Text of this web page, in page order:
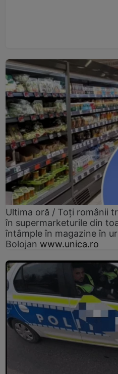
Ultima oră / Toți românii
în supermarketurile din
întâmple în magazine în
Bolojan www.unica.ro